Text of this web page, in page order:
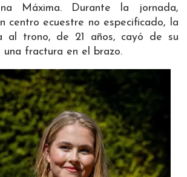
Máxima. Durante la jornada,
centro ecuestre no especificado, la
al trono, de 21 años, cayó de su
una fractura en el brazo.